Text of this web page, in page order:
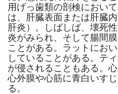
用げっ歯類の剖検におい
は、肝臓表面または肝臓
肝炎）。しばしば、壊死
炎がみられ、そして腸間
ことがある。ラットにお
していることがある。テ
が侵されることもある。
心外膜や心筋に青白いす
る。